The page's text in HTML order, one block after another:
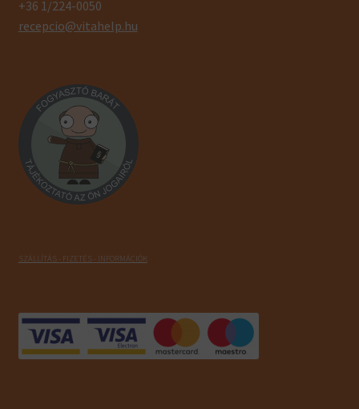
+36 1/224-0050
recepcio@vitahelp.hu
SZÁLLÍTÁS - FIZETÉS - INFORMÁCIÓK